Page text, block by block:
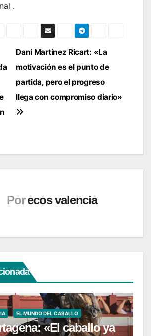
.
Dani Martínez Ricart: «La
motivación es el punto de
partida, pero el progreso
llega con compromiso diario»
Por ecos valencia
EL MUNDO DEL CABALLO
«El caballo ya